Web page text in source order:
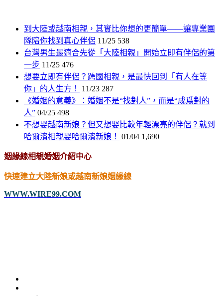
到大陸或越南相親，其實比你想的更簡單——讓專業團
隊陪你找到真心伴侶 11/25 538
台灣男生最適合先從「大陸相親」開始立即有伴侶的第
一步 11/25 476
想要立即有伴侶？跨國相親，是最快回到「有人在等
你」的人生方！
11/23 287
《婚姻的意義》：婚姻不是“找對人”，而是“成爲對的
人” 04/25 498
不想娶越南新娘？但又想娶比較年輕漂亮的伴侶？就到
哈爾濱相親娶哈爾濱新娘！
01/04 1,690
姻緣線相親婚姻介紹中心
快速建立大陸新娘或越南新娘姻緣線
WWW.WIRE99.COM